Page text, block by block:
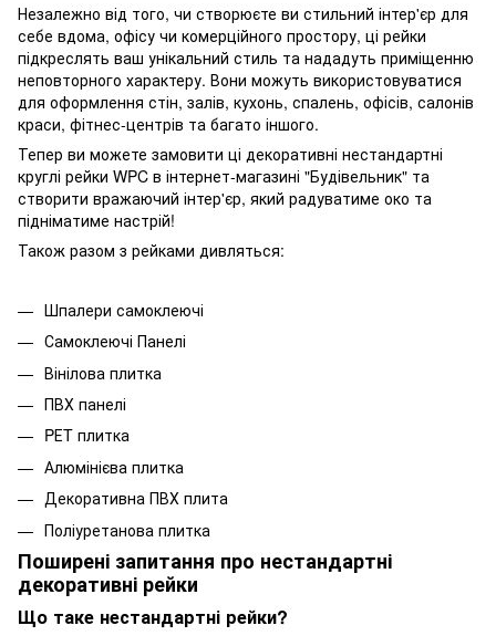
Незалежно від того, чи створюєте ви стильний інтер'єр для
себе вдома, офісу чи комерційного простору, ці рейки
підкреслять ваш унікальний стиль та нададуть приміщенню
неповторного характеру. Вони можуть використовуватися
для оформлення стін, залів, кухонь, спалень, офісів, салонів
краси, фітнес-центрів та багато іншого.
Тепер ви можете замовити ці декоративні нестандартні
круглі рейки WPC в інтернет-магазині "Будівельник" та
створити вражаючий інтер'єр, який радуватиме око та
підніматиме настрій!
Також разом з рейками дивляться:
Шпалери самоклеючі
Самоклеючі Панелі
Вінілова плитка
ПВХ панелі
PЕT плитка
Алюмінієва плитка
Декоративна ПВХ плита
Поліуретанова плитка
Поширені запитання про нестандартні
декоративні рейки
Що таке нестандартні рейки?